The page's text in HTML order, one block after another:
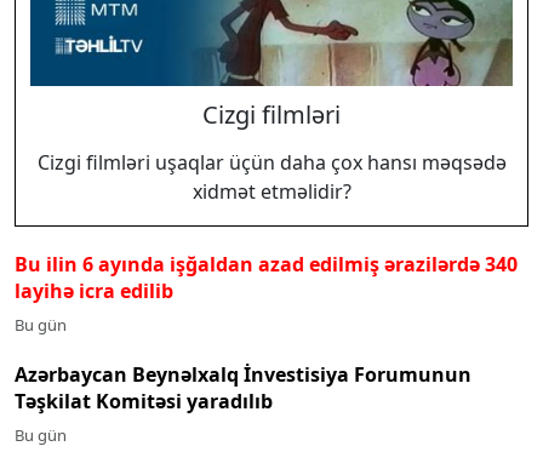
Cizgi filmləri
Cizgi filmləri uşaqlar üçün daha çox hansı məqsədə
xidmət etməlidir?
Bu ilin 6 ayında işğaldan azad edilmiş ərazilərdə 340
layihə icra edilib
Bu gün
Azərbaycan Beynəlxalq İnvestisiya Forumunun
Təşkilat Komitəsi yaradılıb
Bu gün